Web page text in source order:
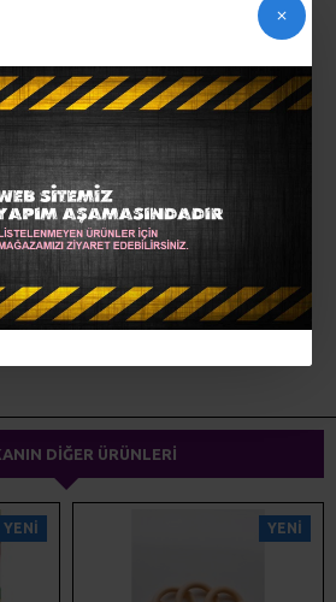
makrome malzemeleri
DIĞER ÜRÜNLERI
YENI YENI